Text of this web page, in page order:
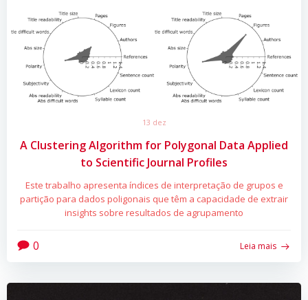
13 dez
A Clustering Algorithm for Polygonal Data Applied
to Scientific Journal Profiles
Este trabalho apresenta índices de interpretação de grupos e
partição para dados poligonais que têm a capacidade de extrair
insights sobre resultados de agrupamento
0 Leia mais